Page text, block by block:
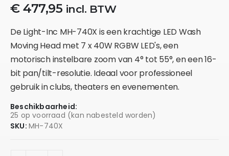
€477,95 incl. BTW
DeLight-Inc MH-740X is een krachtige LED Wash
Moving Head met 7 x 40W RGBW LED's, een
motorisch instelbare zoom van 4° tot 55°, en een 16-
bit pan/tilt-resolutie. Ideaal voor professioneel
gebruik in clubs, theaters en evenementen.
Beschikbaarheid:
25 op voorraad (kan nabesteld worden)
SKU: MH-740X